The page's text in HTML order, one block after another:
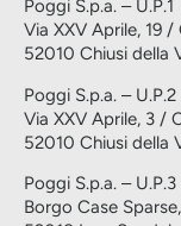
Poggi S.p.a. – U.P.1
Via XXV Aprile, 19
52010 Chiusi della
Poggi S.p.a. – U.P.2
Via XXV Aprile, 3 /
52010 Chiusi della
Poggi S.p.a. – U.P.3
Borgo Case